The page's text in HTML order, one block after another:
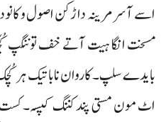
اسے آسر مرینہ داڑکن اصول و
مسخت انگا ہیت آتے خف توننگپ
بایدے سلپ۔ کاروان نا باتیک ہر
اٹ مون مستی پند کننگ کپسہ۔